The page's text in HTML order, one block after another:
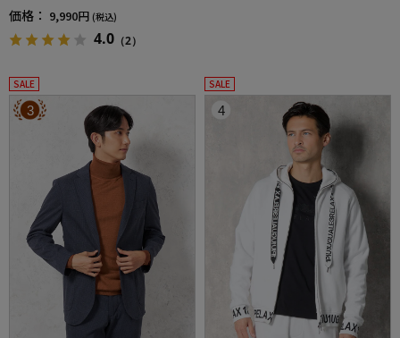
トアップ
価格： 9,990円 (税込)
4.0 （2）
SALE
3
SALE
4